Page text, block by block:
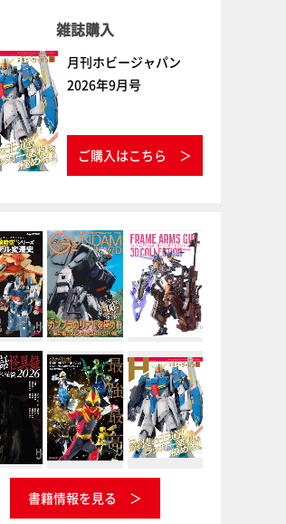
雑誌購入
月刊ホビージャパン
2026年9月号
ご購入はこちら
書籍情報を見る